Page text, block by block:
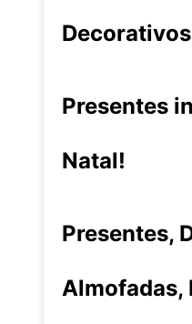
Decorativos
Presentes
Natal!
Presentes,
Almofadas,